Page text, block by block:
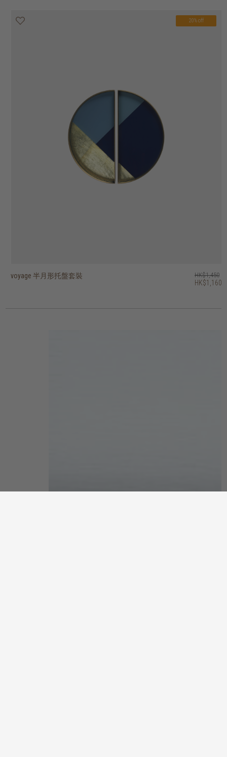
20% off
voyage 半月形托盤套裝 HK$1,450
HK$1,160
20% off
voyage beads 托盤 - 圓形 HK$1,250
HK$1,000
20% off
voyage second nature valet 托盤 - 長形 HK$1,450
HK$1,160
20% off
voyage second nature valet 托盤 - 長形 HK$950
HK$760
20% off
voyage second nature valet 托盤 - 圓形 HK$750
HK$600
20% off
voyage second nature 托盤 - 正方形 HK$1,250
HK$1,000
20% off
voyage second nature 托盤 - 圓形 HK$1,950
HK$1,560
20% off
voyage 鏡面托盤 - 正方形 HK$1,150
HK$920
20% off
voyage 半透明剪影玻璃托盤 - 圓形 HK$1,250
HK$1,000
20% off
voyage 玻璃托盤 - 橢圓形 HK$1,250
HK$1,000